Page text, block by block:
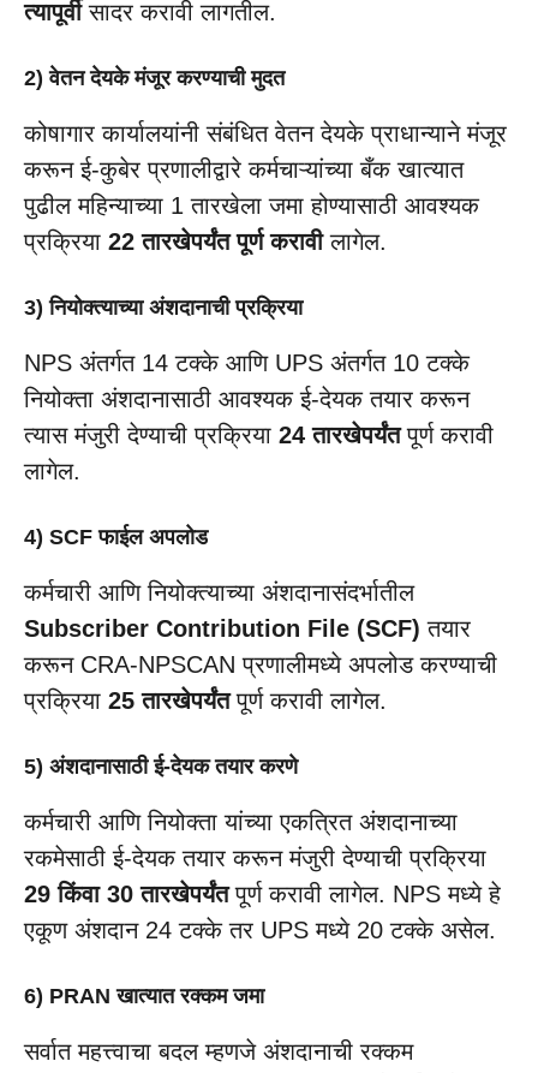
त्यापूर्वीसादर करावी लागतील.
2) वेतन देयके मंजूर करण्याची मुदत
कोषागार कार्यालयांनी संबंधित वेतन देयके प्राधान्याने मंजूर
करून ई-कुबेर प्रणालीद्वारे कर्मचाऱ्यांच्या बँक खात्यात
पुढील महिन्याच्या 1 तारखेला जमा होण्यासाठी आवश्यक
प्रक्रिया 22 तारखेपर्यंत पूर्ण करावीलागेल.
3) नियोक्त्याच्या अंशदानाची प्रक्रिया
NPS अंतर्गत 14 टक्के आणि UPS अंतर्गत 10 टक्के
नियोक्ता अंशदानासाठी आवश्यक ई-देयक तयार करून
त्यास मंजुरी देण्याची प्रक्रिया 24 तारखेपर्यंतपूर्ण करावी
लागेल.
4) SCF फाईल अपलोड
कर्मचारी आणि नियोक्त्याच्या अंशदानासंदर्भातील
Subscriber Contribution File (SCF) तयार
करून CRA-NPSCAN प्रणालीमध्ये अपलोड करण्याची
प्रक्रिया 25 तारखेपर्यंतपूर्ण करावी लागेल.
5) अंशदानासाठी ई-देयक तयार करणे
कर्मचारी आणि नियोक्ता यांच्या एकत्रित अंशदानाच्या
रकमेसाठी ई-देयक तयार करून मंजुरी देण्याची प्रक्रिया
29 किंवा 30 तारखेपर्यंतपूर्ण करावी लागेल. NPS मध्ये हे
एकूण अंशदान 24 टक्के तर UPS मध्ये 20 टक्के असेल.
6) PRAN खात्यात रक्कम जमा
सर्वात महत्त्वाचा बदल म्हणजे अंशदानाची रक्कम